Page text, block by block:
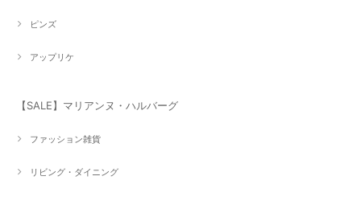
ピンズ
アップリケ
【SALE】マリアンヌ・ハルバーグ
ファッション雑貨
リビング・ダイニング